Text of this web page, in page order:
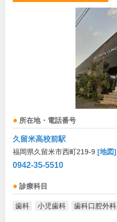
所在地・電話番号
久留米高校前駅
福岡県久留米市西町219-9 [地図]
0942-35-5510
診療科目
歯科 小児歯科 歯科口腔外科